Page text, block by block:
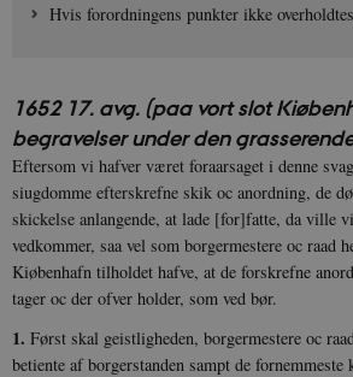
Hvis forordningens punkter ikke
1652 17. avg. (paa vort slot
begravelser under den
Eftersom vi hafver været foraarsaget i denne
siugdomme efterskrefne skik oc an­ordning, de
skickelse anlangende, at lade [for]fatte, da ville
vedkommer, saa vel som borgermestere oc raad
Kiøbenhafn tilholdet hafve, at de forskrefne
tager oc der ofver holder, som ved bør.
1. Først skal geistligheden, borgermestere oc
betiente af borgerstanden sampt de